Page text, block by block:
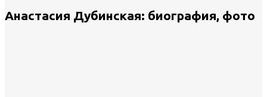
Анастасия Дубинская: биография, фото